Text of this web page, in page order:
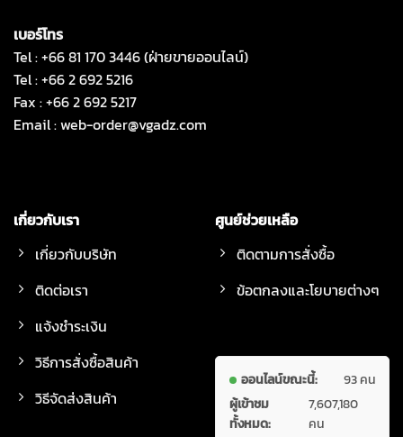
เบอร์โทร
Tel : +66 81 170 3446 (ฝ่ายขายออนไลน์)
Tel : +66 2 692 5216
Fax : +66 2 692 5217
Email :web-order@vgadz.com
เกี่ยวกับเรา
เกี่ยวกับบริษัท
ติดต่อเรา
แจ้งชำระเงิน
วิธีการสั่งซื้อสินค้า
วิธีจัดส่งสินค้า
ศูนย์ช่วยเหลือ
ติดตามการสั่งซื้อ
ข้อตกลงและโยบายต่างๆ
ออนไลน์ขณะนี้:
93 คน
ผู้เข้าชม
ทั้งหมด:
7,607,180
คน